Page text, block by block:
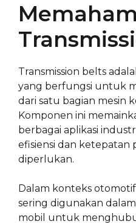
Transmission belts
yang berfungsi untuk
dari satu bagian mesin
Komponen ini
berbagai aplikasi
efisiensi dan ketepatan
diperlukan.
Dalam konteks
sering digunakan
mobil untuk